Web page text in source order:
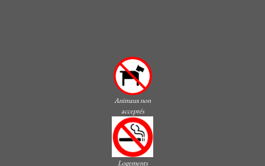
Animaux non
acceptés
Logements